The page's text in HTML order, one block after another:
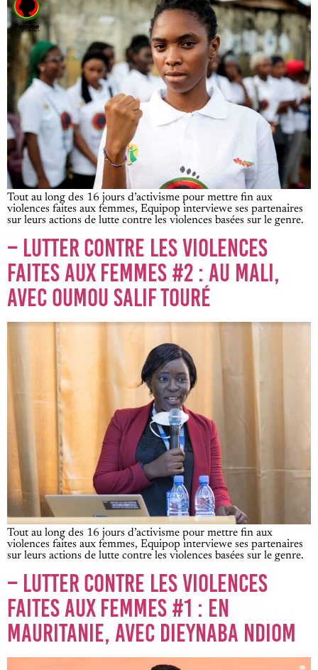
Tout au long des 16 jours d’activisme pour mettre fin aux
violences faites aux femmes, Equipop interviewe ses partenaires
sur leurs actions de lutte contre les violences basées sur le genre.
– LUTTER CONTRE LES VIOLENCES
FAITES AUX FEMMES #2 : AU MALI,
AVEC OUMOU SALIF TOURÉ
Tout au long des 16 jours d’activisme pour mettre fin aux
violences faites aux femmes, Equipop interviewe ses partenaires
sur leurs actions de lutte contre les violences basées sur le genre.
– LUTTER CONTRE LES VIOLENCES
FAITES AUX FEMMES #1 : EN
MAURITANIE, AVEC DIEYNABA NDIOM